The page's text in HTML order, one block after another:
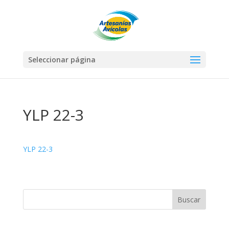
Seleccionar página
YLP 22-3
YLP 22-3